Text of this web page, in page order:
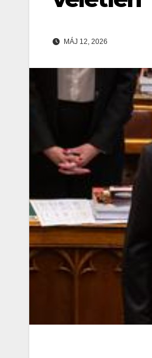
MÁJ 12, 2026